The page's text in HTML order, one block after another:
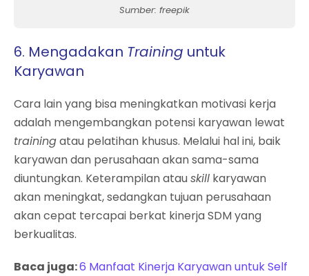
Sumber: freepik
6. Mengadakan Training untuk
Karyawan
Cara lain yang bisa meningkatkan motivasi kerja
adalah mengembangkan potensi karyawan lewat
trainingatau pelatihan khusus. Melalui hal ini, baik
karyawan dan perusahaan akan sama-sama
diuntungkan. Keterampilan atauskill karyawan
akan meningkat, sedangkan tujuan perusahaan
akan cepat tercapai berkat kinerja SDM yang
berkualitas.
Baca juga:6 Manfaat Kinerja Karyawan untuk Self